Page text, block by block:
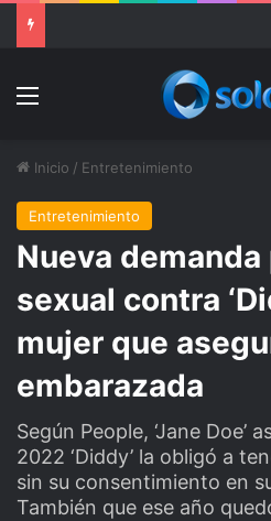
Menu
Inicio / Entretenimiento
Entretenimiento
Nueva
sexual contra
mujer que
embarazada
Según People, ‘Jane Doe’
2022 ‘Diddy’ la obligó a
sin su consentimiento en
También que ese año